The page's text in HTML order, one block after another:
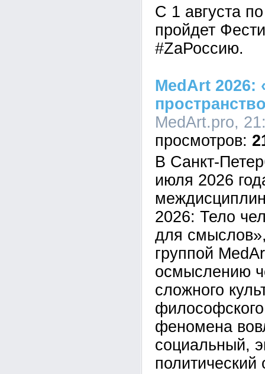
С 1 августа
пройдет
#ZaРоссию.
MedArt 2026:
MedArt.pro,
В Санкт-
июля 2026
2026: Тело
для
группой
осмыслению
сложного
феномена
социальный,
политический